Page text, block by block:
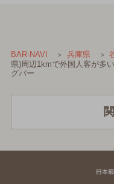
BAR-NAVI 兵庫県
県)周辺1kmで外国人客が多
グバー